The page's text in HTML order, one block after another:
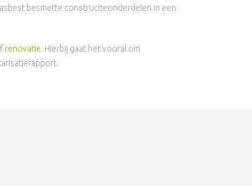
besmette constructieonderdelen in een
renovatie. Hierbij gaat het vooral om